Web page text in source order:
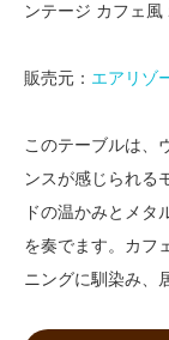
ンテージ カフェ
販売元： エアリゾ
このテーブルは、
ンスが感じられる
ドの温かみとメタ
を奏でます。カフ
ニングに馴染み、